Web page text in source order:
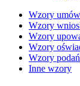
Wzory umów
Wzory
Wzory
Wzory
Wzory podań
Inne wzory